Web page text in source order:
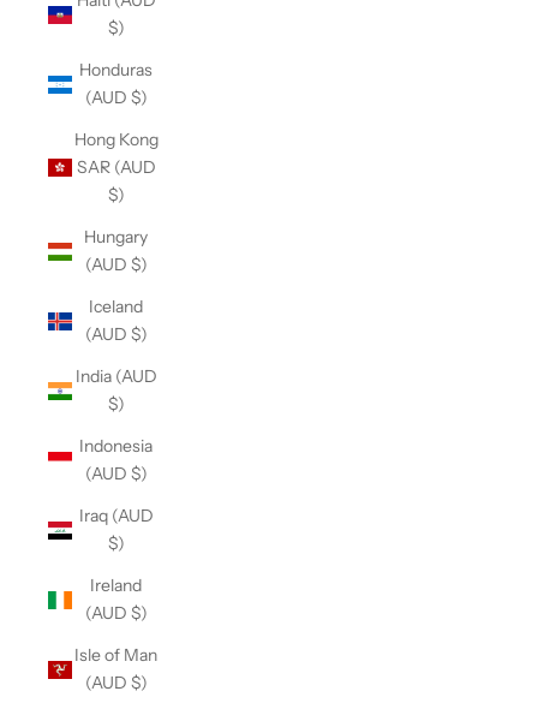
$)
Honduras
(AUD $)
Hong Kong
SAR (AUD
$)
Hungary
(AUD $)
Iceland
(AUD $)
India (AUD
$)
Indonesia
(AUD $)
Iraq (AUD
$)
Ireland
(AUD $)
Isle of Man
(AUD $)